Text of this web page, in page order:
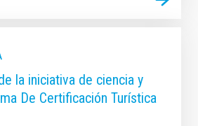
la iniciativa de ciencia y
De Certificación Turística